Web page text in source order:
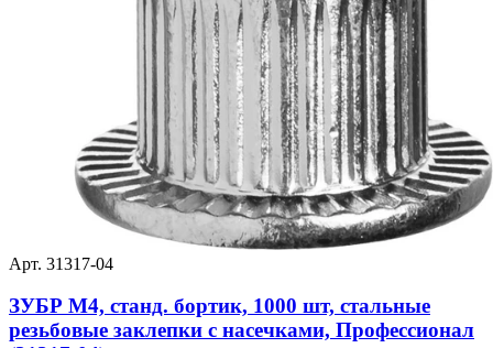
Арт. 31317-04
ЗУБР М4, станд. бортик, 1000 шт, стальные
резьбовые заклепки с насечками, Профессионал